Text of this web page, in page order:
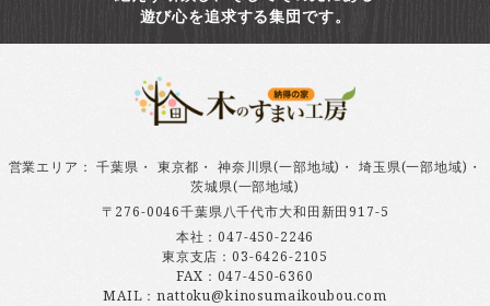
遊び心を追求する集団です。
営業エリア ：千葉県 ・ 東京都 ・ 神奈川県(一部地域) ・ 埼玉県(一部地域) ・
茨城県(一部地域)
〒276-0046千葉県八千代市大和田新田917-5
本社：047-450-2246
東京支店：03-6426-2105
FAX：047-450-6360
MAIL：nattoku@kinosumaikoubou.com